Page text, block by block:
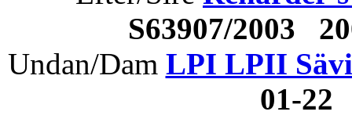
S63907/2003
Undan/Dam LPI LPII
01-